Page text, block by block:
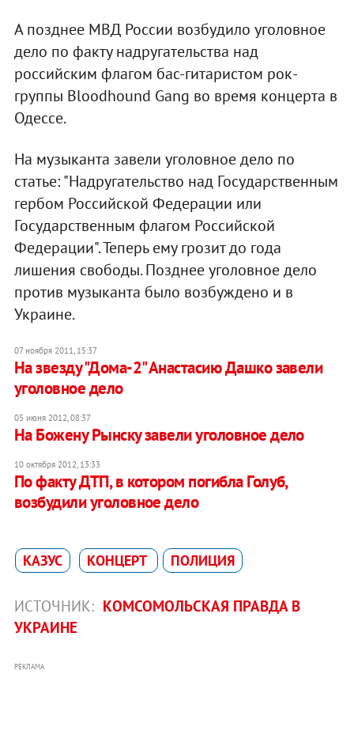
А позднее МВД России возбудило уголовное
дело по факту надругательства над
российским флагом бас-гитаристом рок-
группы Bloodhound Gang во время концерта в
Одессе.
На музыканта завели уголовное дело по
статье: "Надругательство над Государственным
гербом Российской Федерации или
Государственным флагом Российской
Федерации". Теперь ему грозит до года
лишения свободы. Позднее уголовное дело
против музыканта было возбуждено и в
Украине.
07 ноября 2011, 15:37
На звезду "Дома-2" Анастасию Дашко завели
уголовное дело
05 июня 2012, 08:37
На Божену Рынску завели уголовное дело
10 октября 2012, 13:33
По факту ДТП, в котором погибла Голуб,
возбудили уголовное дело
КАЗУС КОНЦЕРТ ПОЛИЦИЯ
ИСТОЧНИК: КОМСОМОЛЬСКАЯ ПРАВДА В
УКРАИНЕ
РЕКЛАМА